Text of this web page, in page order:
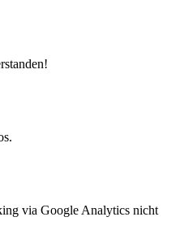
via Google Analytics nicht